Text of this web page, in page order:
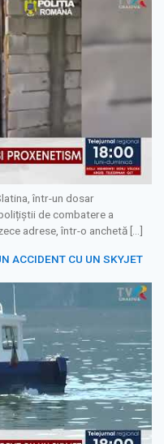
într-un dosar
de combatere a
adrese, într-o anchetă […]
ACCIDENT CU UN SKYJET